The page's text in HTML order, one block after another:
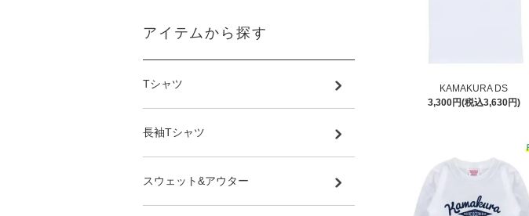
KAMAKURA DS
3,300円(税込3,630円)
アイテムから探す
Tシャツ
長袖Tシャツ
スウェット&アウター